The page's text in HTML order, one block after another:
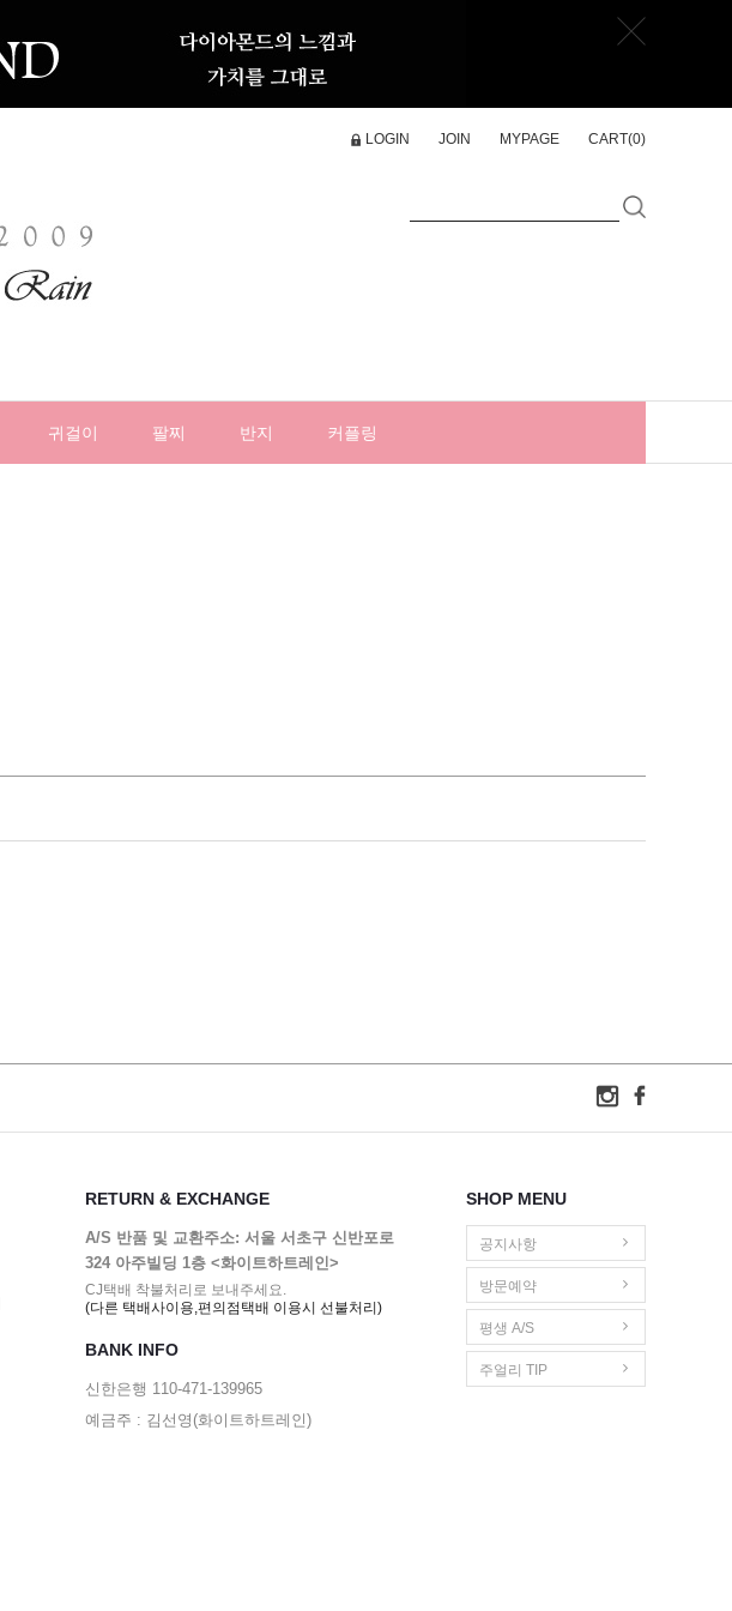
LOGIN JOIN MYPAGE CART(0)
귀걸이 팔찌 반지 커플링
RETURN & EXCHANGE
A/S 반품 및 교환주소: 서울 서초구 신반포로
324 아주빌딩 1층 <화이트하트레인>
CJ택배 착불처리로 보내주세요.
(다른 택배사이용,편의점택배 이용시 선불처리)
BANK INFO
신한은행 110-471-139965
예금주 : 김선영(화이트하트레인)
SHOP MENU
공지사항
방문예약
평생 A/S
주얼리 TIP